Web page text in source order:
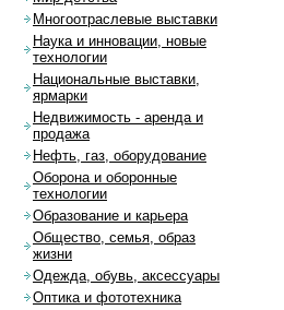
Многоотраслевые выставки
Наука и инновации, новые
технологии
Национальные выставки,
ярмарки
Недвижимость - аренда и
продажа
Нефть, газ, оборудование
Оборона и оборонные
технологии
Образование и карьера
Общество, семья, образ
жизни
Одежда, обувь, аксессуары
Оптика и фототехника